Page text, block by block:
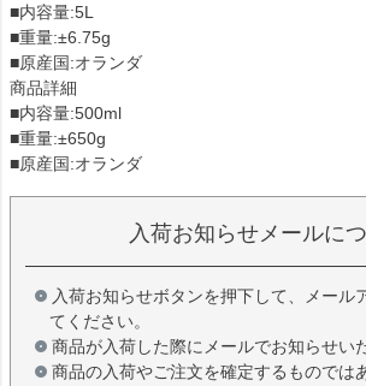
■内容量:5L
■重量:±6.75g
■原産国:オランダ
商品詳細
■内容量:500ml
■重量:±650g
■原産国:オランダ
入荷お知らせメールに
入荷お知らせボタンを押下して、メール
てください。
商品が入荷した際にメールでお知らせい
商品の入荷やご注文を確定するものでは